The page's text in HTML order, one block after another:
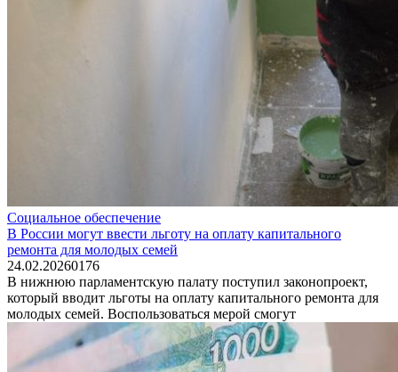
Социальное обеспечение
В России могут ввести льготу на оплату капитального
ремонта для молодых семей
24.02.20260176
В нижнюю парламентскую палату поступил законопроект,
который вводит льготы на оплату капитального ремонта для
молодых семей. Воспользоваться мерой смогут